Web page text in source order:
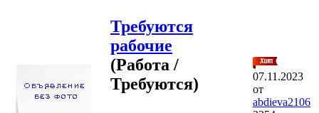
Требуются
рабочие
(Работа /
Требуются)
07.11.2023
от
abdieva2106